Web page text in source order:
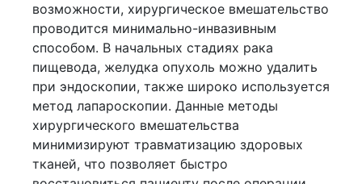
возможности, хирургическое вмешательство
проводится минимально-инвазивным
способом. В начальных стадиях рака
пищевода, желудка опухоль можно удалить
при эндоскопии, также широко используется
метод лапароскопии. Данные методы
хирургического вмешательства
минимизируют травматизацию здоровых
тканей, что позволяет быстро